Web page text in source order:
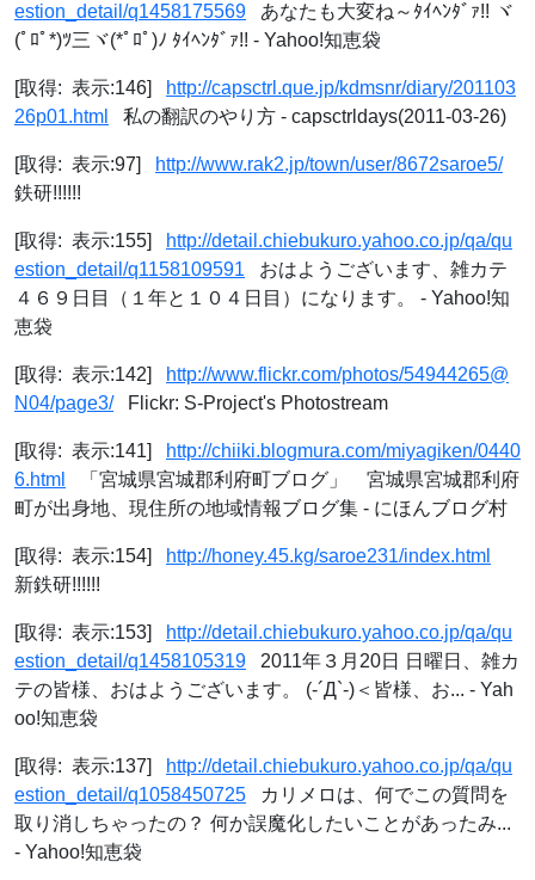
estion_detail/q1458175569 あなたも大変ね～ﾀｲﾍﾝﾀﾞｧ!! ヾ
(ﾟﾛﾟ*)ﾂ三ヾ(*ﾟﾛﾟ)ﾉ ﾀｲﾍﾝﾀﾞｧ!! - Yahoo!知恵袋
[取得: 表示:146]
http://capsctrl.que.jp/kdmsnr/diary/201103
26p01.html
私の翻訳のやり方 - capsctrldays(2011-03-26)
[取得: 表示:97]
http://www.rak2.jp/town/user/8672saroe5/
鉄研!!!!!!
[取得: 表示:155]
http://detail.chiebukuro.yahoo.co.jp/qa/qu
estion_detail/q1158109591 おはようございます、雑カテ
４６９日目（１年と１０４日目）になります。 - Yahoo!知
恵袋
[取得: 表示:142]
http://www.flickr.com/photos/54944265@
N04/page3/Flickr: S-Project's Photostream
[取得: 表示:141]
http://chiiki.blogmura.com/miyagiken/0440
6.html
「宮城県宮城郡利府町ブログ」 宮城県宮城郡利府
町が出身地、現住所の地域情報ブログ集 - にほんブログ村
[取得: 表示:154]
http://honey.45.kg/saroe231/index.html
新鉄研!!!!!!
[取得: 表示:153]
http://detail.chiebukuro.yahoo.co.jp/qa/qu
estion_detail/q1458105319 2011年３月20日 日曜日、雑カ
テの皆様、おはようございます。 (-´Д`-)＜皆様、お... - Yah
oo!知恵袋
[取得: 表示:137]
http://detail.chiebukuro.yahoo.co.jp/qa/qu
estion_detail/q1058450725 カリメロは、何でこの質問を
取り消しちゃったの？ 何か誤魔化したいことがあったみ...
- Yahoo!知恵袋